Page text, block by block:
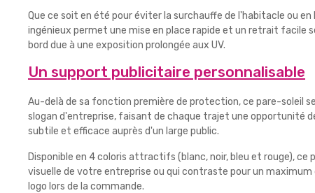
Que ce soit en été pour éviter la surchauffe de l'habitacle ou
ingénieux permet une mise en place rapide et un retrait facile
bord due à une exposition prolongée aux UV.
Un support publicitaire personnalisable
Au-delà de sa fonction première de protection, ce pare-soleil
slogan d'entreprise, faisant de chaque trajet une opportunité
subtile et efficace auprès d'un large public.
Disponible en 4 coloris attractifs (blanc, noir, bleu et rouge),
visuelle de votre entreprise ou qui contraste pour un maximum
logo lors de la commande.